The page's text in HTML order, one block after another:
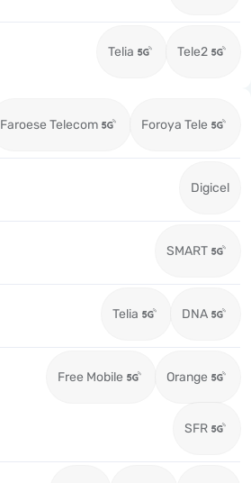
Telia Tele2
Faroese Telecom Foroya Tele
Digicel
SMART
Telia DNA
Free Mobile Orange
SFR